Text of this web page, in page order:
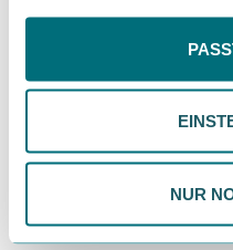
Inhalte eingeschränkt sein
deiner Präferenzen. Du
ändern. Weitere
Datenschutzrichtlinie.
NUR
Schubladenkästen.
Erfahre mehr